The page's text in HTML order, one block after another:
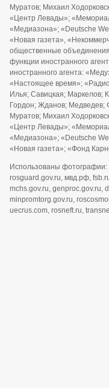
Муратов; Михаил
«Центр Левады»;
«Медиазона»; «Deutsche
«Новая газета»,
общественные
функции иностранного
иностранного агента:
«Настоящее время»;
Илья; Савицкая; Маркелов;
Гордон; Жданов; Медведев;
Муратов; Михаил
«Центр Левады»;
«Медиазона»; «Deutsche
«Новая газета»; «Фонд
Использованы фотографии:
rosguard.gov.ru, мвд.рф,
mchs.gov.ru, genproc.gov.ru,
minpromtorg.gov.ru,
uecrus.com, rosneft.ru,